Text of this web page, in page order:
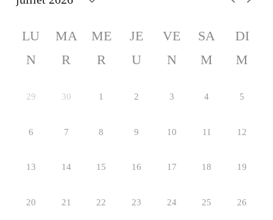
LU
N
MA
R
ME
R
JE
U
VE
N
SA
M
DI
M
29 30 1 2 3 4 5
6 7 8 9 10 11 12
13 14 15 16 17 18 19
20 21 22 23 24 25 26